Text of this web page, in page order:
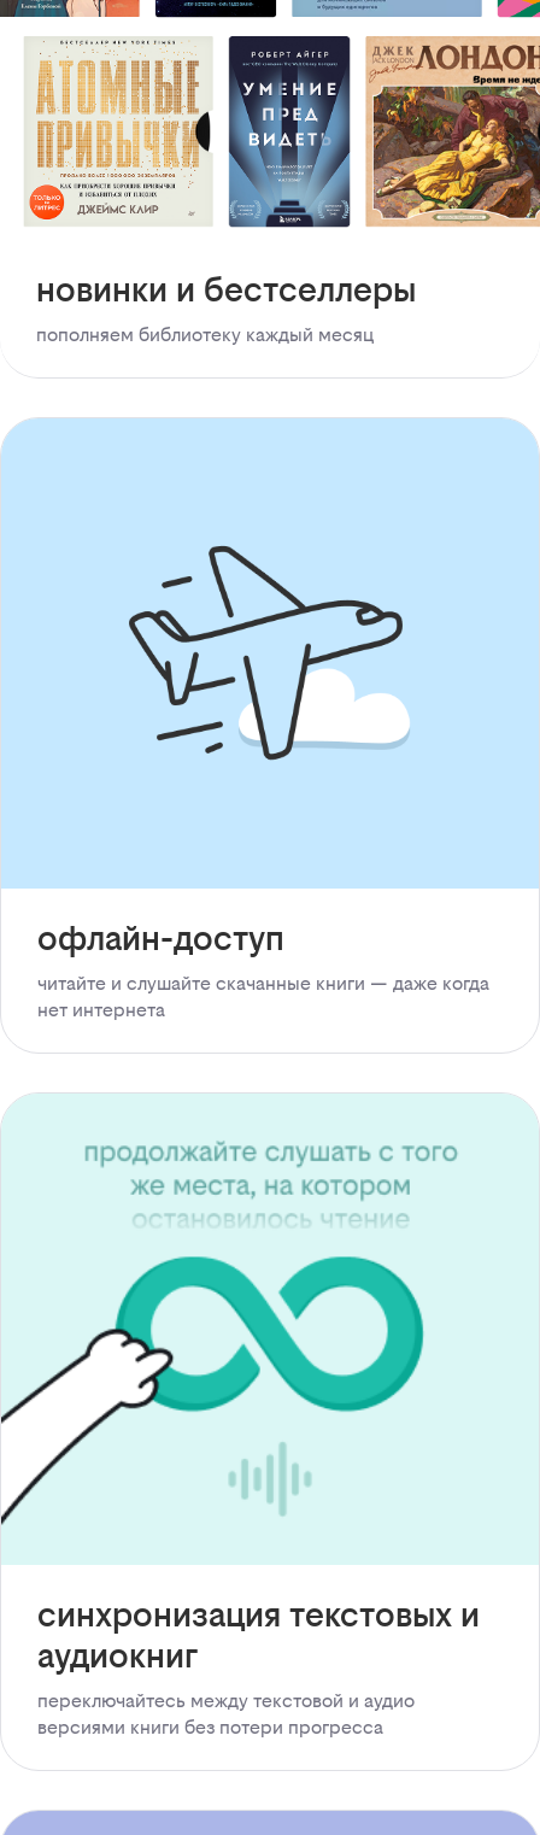
новинки и бестселлеры
пополняем библиотеку каждый месяц
офлайн-доступ
читайте и слушайте скачанные книги — даже когда
нет интернета
синхронизация текстовых и
аудиокниг
переключайтесь между текстовой и аудио
версиями книги без потери прогресса